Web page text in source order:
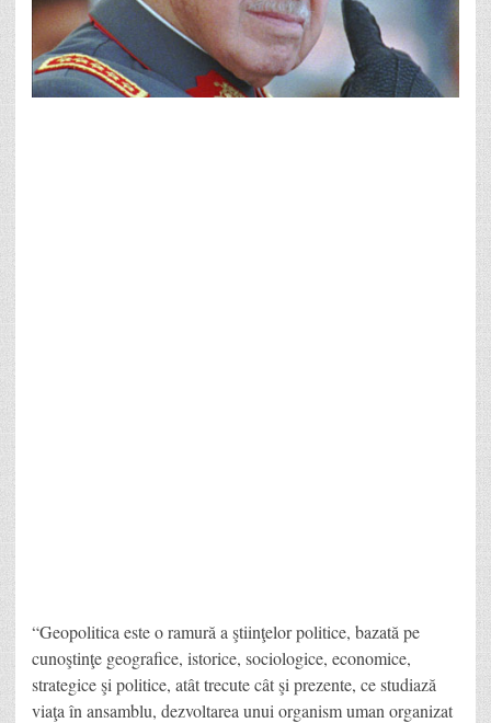
“Geopolitica este o ramură a ştiinţelor politice, bazată pe
cunoştinţe geografice, istorice, sociologice, economice,
strategice şi politice, atât trecute cât şi prezente, ce studiază
viaţa în ansamblu, dezvoltarea unui organism uman organizat